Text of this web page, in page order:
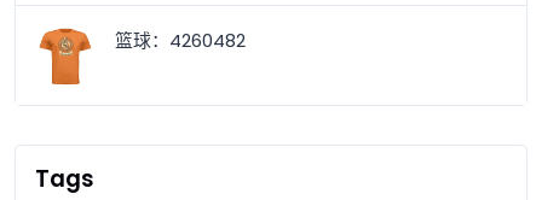
篮球：4260482
Tags